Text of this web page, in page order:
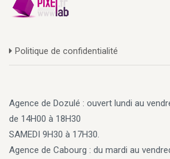
Politique de confidentialité
Agence de Dozulé : ouvert lundi au
de 14H00 à 18H30
SAMEDI 9H30 à 17H30.
Agence de Cabourg : du mardi au